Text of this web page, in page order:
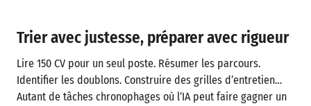
Trier avec justesse, préparer avec rigueur
Lire 150 CV pour un seul poste. Résumer les parcours.
Identifier les doublons. Construire des grilles d’entretien…
Autant de tâches chronophages où l’IA peut faire gagner un